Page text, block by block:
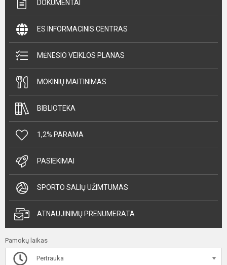
DOKUMENTAI
ES INFORMACINIS CENTRAS
MĖNESIO VEIKLOS PLANAS
MOKINIŲ MAITINIMAS
BIBLIOTEKA
1,2% PARAMA
PASIEKIMAI
SPORTO SALIŲ UŽIMTUMAS
ATNAUJINIMŲ PRENUMERATA
Pamokų laikas
Pertrauka